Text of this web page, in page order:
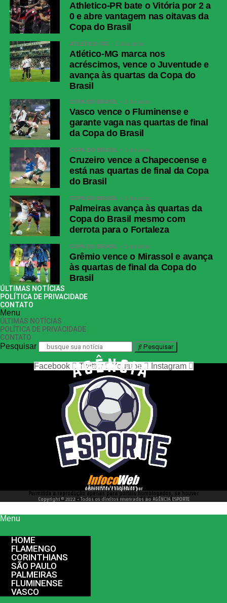
Athletico-PR bate o Vitória por 2 a
0 e abre vantagem nas oitavas da
Copa do Brasil
ATLÉTICO-MG 2 dias atrás
Atlético-MG marca nos
acréscimos, vence o Juventude e
avança às quartas da Copa do
Brasil
COPA DO BRASIL 1 dia atrás
Vasco vence o Fluminense e
garante vaga nas quartas de final
da Copa do Brasil
COPA DO BRASIL 1 dia atrás
Cruzeiro vence a Chapecoense e
está nas quartas de final da Copa
do Brasil
COPA DO BRASIL 1 dia atrás
Palmeiras avança às quartas da
Copa do Brasil mesmo com
derrota para o Fortaleza
COPA DO BRASIL 1 dia atrás
Grêmio vence o Mirassol e avança
às quartas de final da Copa do
Brasil
ÚLTIMAS NOTÍCIAS
POLÍTICA DE PRIVACIDADE
CONTATO
Menu
ÚLTIMAS NOTÍCIAS
POLÍTICA DE PRIVACIDADE
CONTATO
Pesquisar Pesquisar
nos siga nas redes sociais
Facebook Twitter Youtube Instagram
desenvolvido e hospedado por
Permitida a reprodução apenas para portais homologados, se houver
interesse entre em contato conosco 66 99977 4262
Copyright © 2022 - Todos os direitos reservados ao AGÊNCIA ESPORTE
Menu
HOME
FLAMENGO
CORINTHIANS
SÃO PAULO
PALMEIRAS
FLUMINENSE
VASCO